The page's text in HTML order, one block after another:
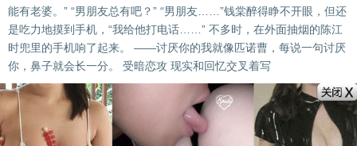
能有老婆。” “男朋友总有吧？” “男朋友……”钱棠醉得睁不开眼，但还
是吃力地摸到手机，“我给他打电话……” 不多时，在外面抽烟的陈江
时兜里的手机响了起来。 ——讨厌你的我就像匹诺曹，每说一句讨厌
你，鼻子就会长一分。 受暗恋攻 现实和回忆交叉着写